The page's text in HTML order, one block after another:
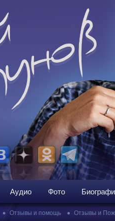
Аудио Фото
• Отзывы и помощь • Отзывы и